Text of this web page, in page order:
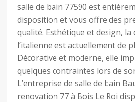
salle de bain 77590 est
disposition et vous offre des
qualité. Esthétique et design, la
l’italienne est actuellement de
Décorative et moderne, elle
quelques contraintes lors de
L’entreprise de salle de bain
renovation 77 à Bois Le Roi